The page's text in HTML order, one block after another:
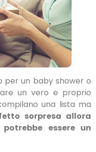
per un baby shower o
un vero e proprio
una lista ma
sorpresa allora
essere un